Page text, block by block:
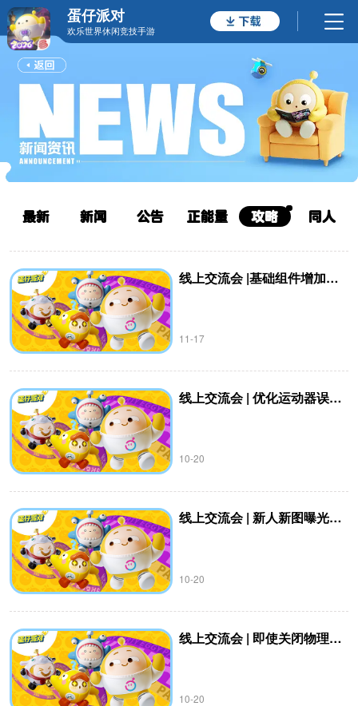
蛋仔派对
欢乐世界休闲竞技手游
最新 新闻 公告 正能量 攻略 同人
线上交流会 |基础组件增加圆角？
11-17
线上交流会 | 优化运动器误差问题？
10-20
线上交流会 | 新人新图曝光难？乐园地图整体质量被拉低？
10-20
线上交流会 | 即使关闭物理碰撞也能添加运动器？
10-20